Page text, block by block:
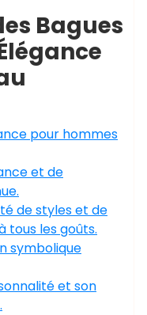
Bagues
pour hommes
et de
de styles et de
tous les goûts.
symbolique
et son